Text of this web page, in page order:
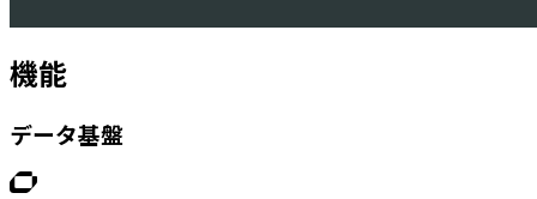
AI Workplace
機能
データ基盤